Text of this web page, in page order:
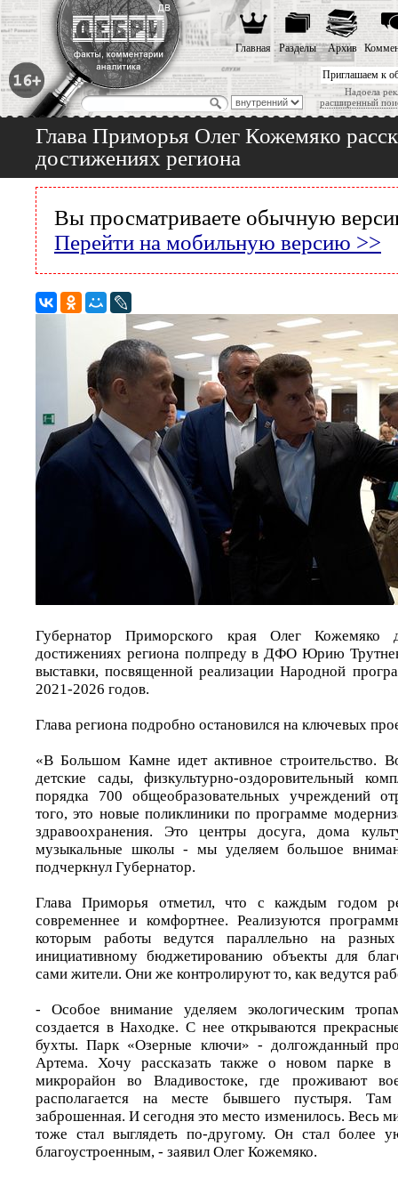
Приглашаем к
Надоела
расширенный
Главная Разделы Архив
Глава Приморья Олег Кожемяко
достижениях региона
Вы просматриваете обычную
Перейти на мобильную версию >>
Губернатор Приморского края Олег Кожемяко
достижениях региона полпреду в ДФО Юрию
выставки, посвященной реализации Народной
2021-2026 годов.
Глава региона подробно остановился на ключевых
«В Большом Камне идет активное строительство.
детские сады, физкультурно-оздоровительный
порядка 700 общеобразовательных учреждений
того, это новые поликлиники по программе
здравоохранения. Это центры досуга, дома
музыкальные школы - мы уделяем большое
подчеркнул Губернатор.
Глава Приморья отметил, что с каждым годом
современнее и комфортнее. Реализуются
которым работы ведутся параллельно на
инициативному бюджетированию объекты для
сами жители. Они же контролируют то, как ведутся
- Особое внимание уделяем экологическим
создается в Находке. С нее открываются
бухты. Парк «Озерные ключи» - долгожданный
Артема. Хочу рассказать также о новом парке
микрорайон во Владивостоке, где проживают
располагается на месте бывшего пустыря.
заброшенная. И сегодня это место изменилось. Весь
тоже стал выглядеть по-другому. Он стал более
благоустроенным, - заявил Олег Кожемяко.